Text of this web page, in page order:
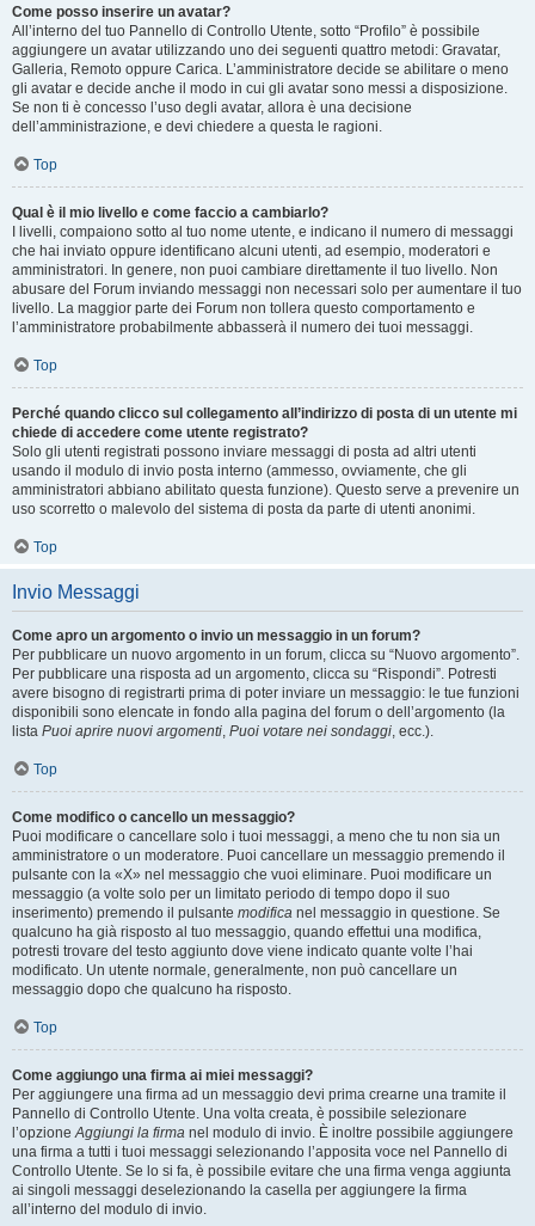
Come posso inserire un avatar?
All’interno del tuo Pannello di Controllo Utente, sotto “Profilo” è possibile
aggiungere un avatar utilizzando uno dei seguenti quattro metodi: Gravatar,
Galleria, Remoto oppure Carica. L’amministratore decide se abilitare o meno
gli avatar e decide anche il modo in cui gli avatar sono messi a disposizione.
Se non ti è concesso l’uso degli avatar, allora è una decisione
dell’amministrazione, e devi chiedere a questa le ragioni.
Top
Qual è il mio livello e come faccio a cambiarlo?
I livelli, compaiono sotto al tuo nome utente, e indicano il numero di messaggi
che hai inviato oppure identificano alcuni utenti, ad esempio, moderatori e
amministratori. In genere, non puoi cambiare direttamente il tuo livello. Non
abusare del Forum inviando messaggi non necessari solo per aumentare il tuo
livello. La maggior parte dei Forum non tollera questo comportamento e
l’amministratore probabilmente abbasserà il numero dei tuoi messaggi.
Top
Perché quando clicco sul collegamento all’indirizzo di posta di un utente mi
chiede di accedere come utente registrato?
Solo gli utenti registrati possono inviare messaggi di posta ad altri utenti
usando il modulo di invio posta interno (ammesso, ovviamente, che gli
amministratori abbiano abilitato questa funzione). Questo serve a prevenire un
uso scorretto o malevolo del sistema di posta da parte di utenti anonimi.
Top
Invio Messaggi
Come apro un argomento o invio un messaggio in un forum?
Per pubblicare un nuovo argomento in un forum, clicca su “Nuovo argomento”.
Per pubblicare una risposta ad un argomento, clicca su “Rispondi”. Potresti
avere bisogno di registrarti prima di poter inviare un messaggio: le tue funzioni
disponibili sono elencate in fondo alla pagina del forum o dell’argomento (la
lista Puoi aprire nuovi argomenti, Puoi votare nei sondaggi, ecc.).
Top
Come modifico o cancello un messaggio?
Puoi modificare o cancellare solo i tuoi messaggi, a meno che tu non sia un
amministratore o un moderatore. Puoi cancellare un messaggio premendo il
pulsante con la «X» nel messaggio che vuoi eliminare. Puoi modificare un
messaggio (a volte solo per un limitato periodo di tempo dopo il suo
inserimento) premendo il pulsante modifica nel messaggio in questione. Se
qualcuno ha già risposto al tuo messaggio, quando effettui una modifica,
potresti trovare del testo aggiunto dove viene indicato quante volte l’hai
modificato. Un utente normale, generalmente, non può cancellare un
messaggio dopo che qualcuno ha risposto.
Top
Come aggiungo una firma ai miei messaggi?
Per aggiungere una firma ad un messaggio devi prima crearne una tramite il
Pannello di Controllo Utente. Una volta creata, è possibile selezionare
l’opzioneAggiungi la firma nel modulo di invio. È inoltre possibile aggiungere
una firma a tutti i tuoi messaggi selezionando l’apposita voce nel Pannello di
Controllo Utente. Se lo si fa, è possibile evitare che una firma venga aggiunta
ai singoli messaggi deselezionando la casella per aggiungere la firma
all’interno del modulo di invio.